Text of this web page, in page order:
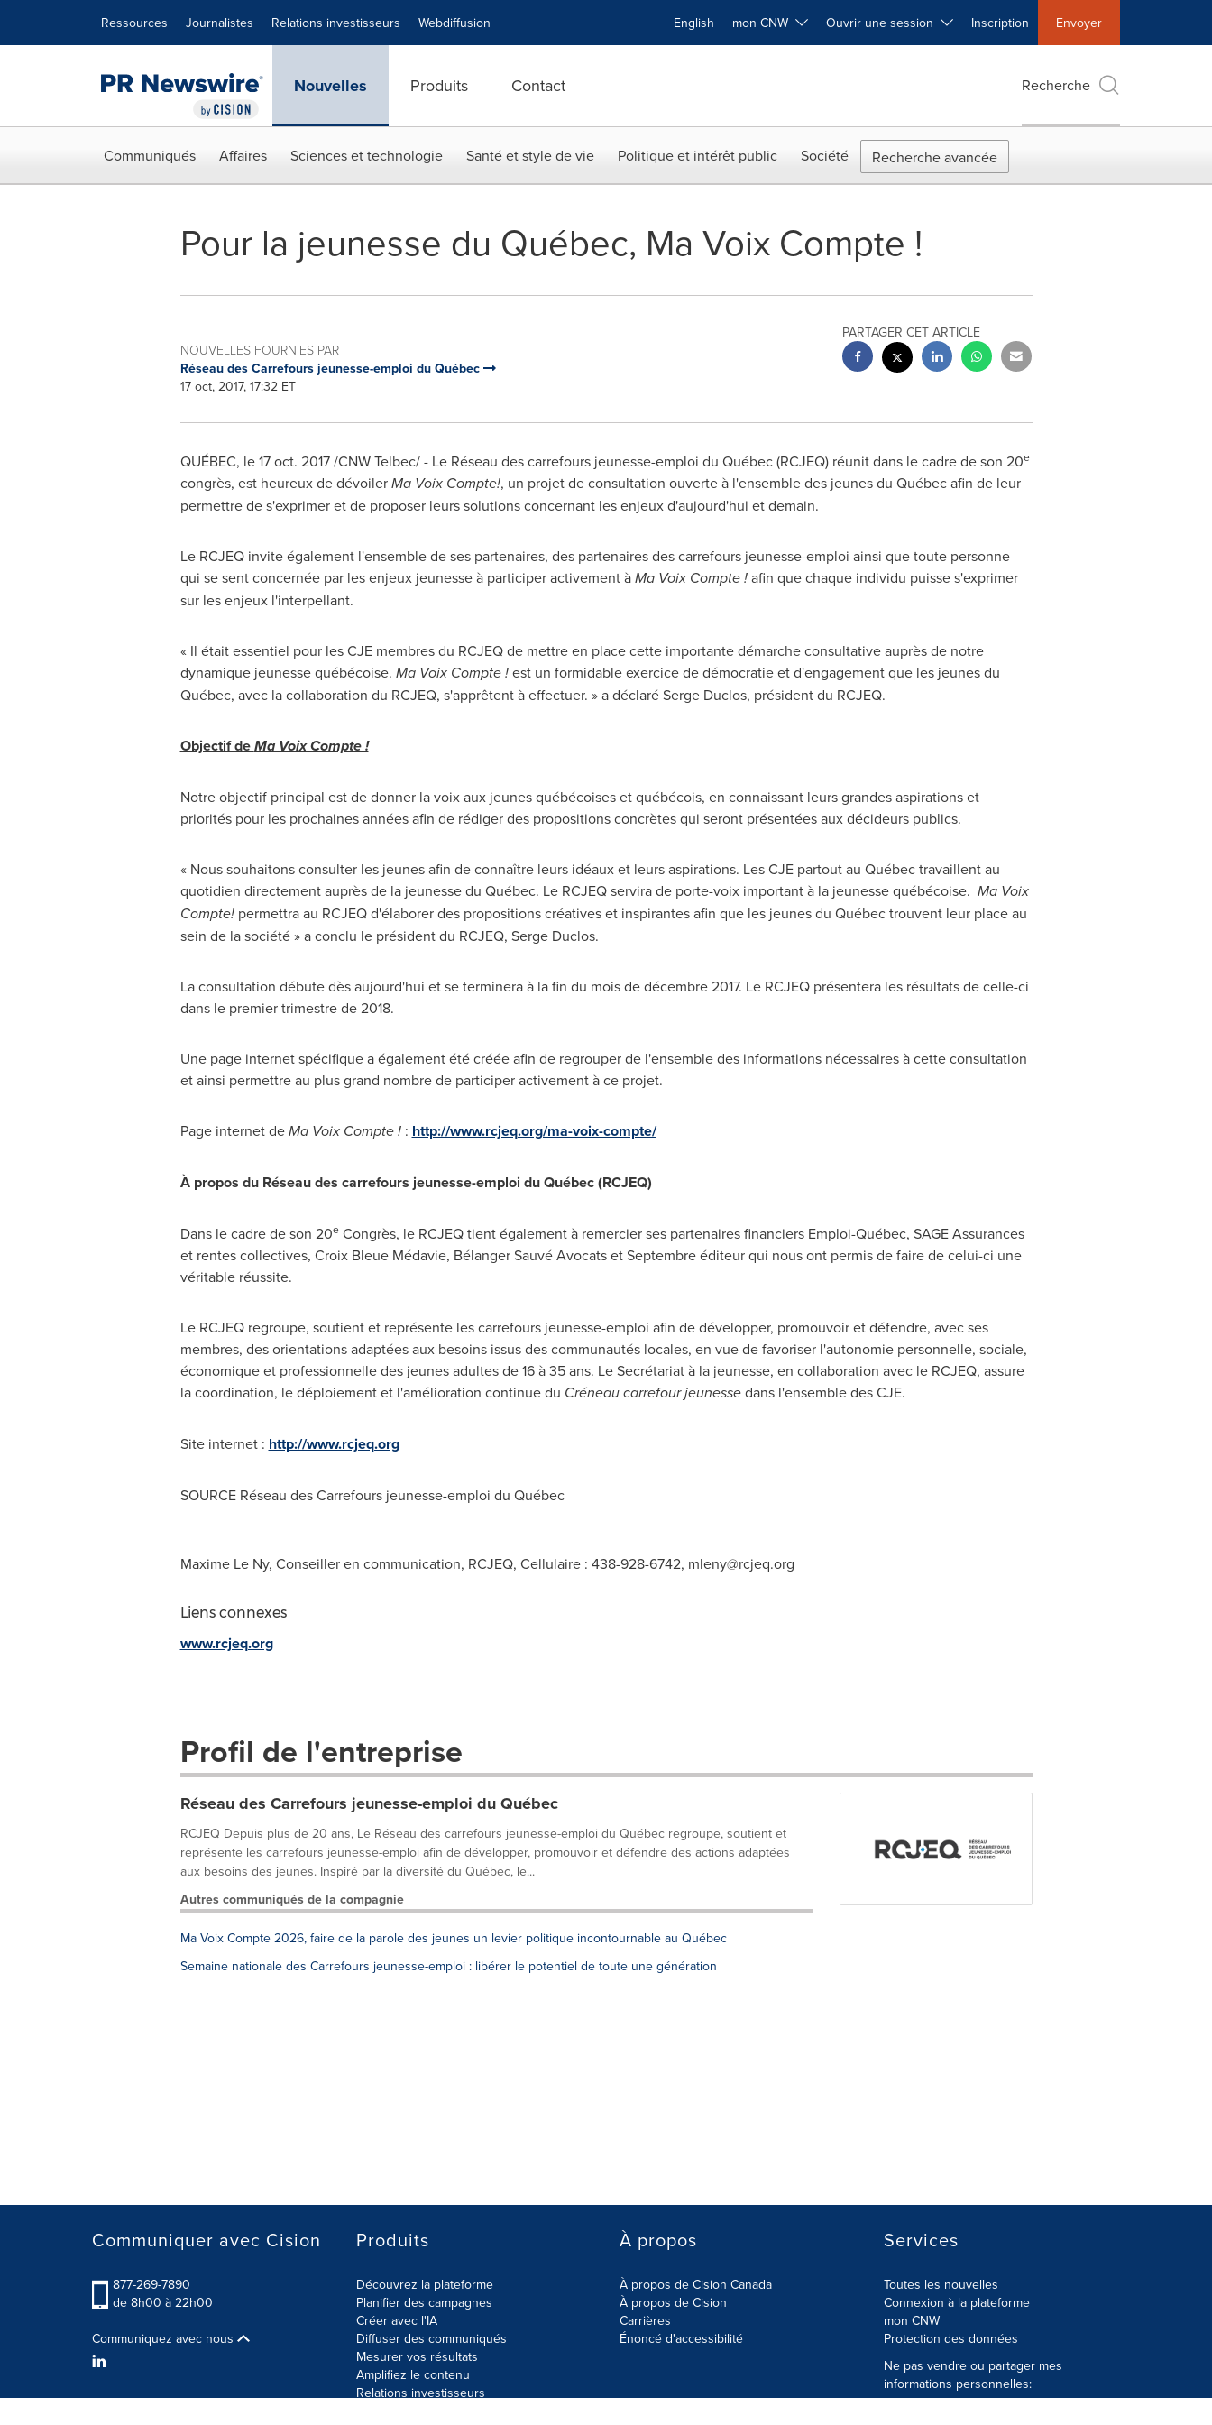
Ressources Journalistes Relations investisseurs Webdiffusion English mon CNW Ouvrir une session Inscription Envoyer
Nouvelles Produits Contact Recherche
Communiqués Affaires Sciences et technologie Santé et style de vie Politique et intérêt public Société Recherche avancée
Pour la jeunesse du Québec, Ma Voix Compte !
NOUVELLES FOURNIES PAR
Réseau des Carrefours jeunesse-emploi du Québec
17 oct, 2017, 17:32 ET
PARTAGER CET ARTICLE
QUÉBEC, le17 oct. 2017/CNW Telbec/ - Le Réseau des carrefours jeunesse-emploi du Québec (RCJEQ) réunit dans le cadre de son 20e
congrès, est heureux de dévoilerMa Voix Compte!, un projet de consultation ouverte à l'ensemble des jeunes du Québec afin de leur
permettre de s'exprimer et de proposer leurs solutions concernant les enjeux d'aujourd'hui et demain.
Le RCJEQ invite également l'ensemble de ses partenaires, des partenaires des carrefours jeunesse-emploi ainsi que toute personne
qui se sent concernée par les enjeux jeunesse à participer activement àMa Voix Compte !afin que chaque individu puisse s'exprimer
sur les enjeux l'interpellant.
« Il était essentiel pour les CJE membres du RCJEQ de mettre en place cette importante démarche consultative auprès de notre
dynamique jeunesse québécoise. Ma Voix Compte !est un formidable exercice de démocratie et d'engagement que les jeunes du
Québec, avec la collaboration du RCJEQ, s'apprêtent à effectuer. » a déclaréSerge Duclos, président du RCJEQ.
Objectif deMa Voix Compte !
Notre objectif principal est de donner la voix aux jeunes québécoises et québécois, en connaissant leurs grandes aspirations et
priorités pour les prochaines années afin de rédiger des propositions concrètes qui seront présentées aux décideurs publics.
« Nous souhaitons consulter les jeunes afin de connaître leurs idéaux et leurs aspirations. Les CJE partout au Québec travaillent au
quotidien directement auprès de la jeunesse du Québec. Le RCJEQ servira de porte-voix important à la jeunesse québécoise. Ma Voix
Compte!permettra au RCJEQ d'élaborer des propositions créatives et inspirantes afin que les jeunes du Québec trouvent leur place au
sein de la société » a conclu le président du RCJEQ, Serge Duclos.
La consultation débute dès aujourd'hui et se terminera à la fin du mois de décembre 2017. Le RCJEQ présentera les résultats de celle-ci
dans le premier trimestre de 2018.
Une page internet spécifique a également été créée afin de regrouper de l'ensemble des informations nécessaires à cette consultation
et ainsi permettre au plus grand nombre de participer activement à ce projet.
Page internet deMa Voix Compte !: http://www.rcjeq.org/ma-voix-compte/
À propos du Réseau des carrefours jeunesse-emploi du Québec (RCJEQ)
Dans le cadre de son 20eCongrès, le RCJEQ tient également à remercier ses partenaires financiers Emploi-Québec, SAGE Assurances
et rentes collectives, Croix Bleue Médavie, Bélanger Sauvé Avocats et Septembre éditeur qui nous ont permis de faire de celui-ci une
véritable réussite.
Le RCJEQ regroupe, soutient et représente les carrefours jeunesse-emploi afin de développer, promouvoir et défendre, avec ses
membres, des orientations adaptées aux besoins issus des communautés locales, en vue de favoriser l'autonomie personnelle, sociale,
économique et professionnelle des jeunes adultes de 16 à 35 ans. Le Secrétariat à la jeunesse, en collaboration avec le RCJEQ, assure
la coordination, le déploiement et l'amélioration continue du Créneau carrefour jeunessedans l'ensemble des CJE.
Site internet : http://www.rcjeq.org
SOURCE Réseau des Carrefours jeunesse-emploi du Québec
Maxime Le Ny, Conseiller en communication, RCJEQ, Cellulaire : 438-928-6742, mleny@rcjeq.org
Liens connexes
www.rcjeq.org
Profil de l'entreprise
Réseau des Carrefours jeunesse-emploi du Québec
RCJEQ Depuis plus de 20 ans, Le Réseau des carrefours jeunesse-emploi du Québec regroupe, soutient et
représente les carrefours jeunesse-emploi afin de développer, promouvoir et défendre des actions adaptées
aux besoins des jeunes. Inspiré par la diversité du Québec, le...
Autres communiqués de la compagnie
Ma Voix Compte 2026, faire de la parole des jeunes un levier politique incontournable au Québec
Semaine nationale des Carrefours jeunesse-emploi : libérer le potentiel de toute une génération
Communiquer avec Cision
877-269-7890
de 8h00 à 22h00
Communiquez avec nous
Produits
Découvrez la plateforme
Planifier des campagnes
Créer avec l'IA
Diffuser des communiqués
Mesurer vos résultats
Amplifiez le contenu
Relations investisseurs
À propos
À propos de Cision Canada
À propos de Cision
Carrières
Énoncé d'accessibilité
Services
Toutes les nouvelles
Connexion à la plateforme
mon CNW
Protection des données
Ne pas vendre ou partager mes
informations personnelles: